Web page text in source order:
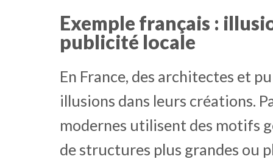
Exemple français :
publicité locale
En France, des architectes et
illusions dans leurs créations.
modernes utilisent des motifs
de structures plus grandes ou